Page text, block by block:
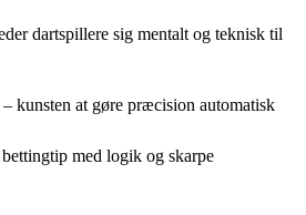
dartspillere sig mentalt og teknisk til
kunsten at gøre præcision automatisk
med logik og skarpe